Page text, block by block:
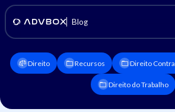
Blog
Direito Recursos Direito
Direito do Trabalho